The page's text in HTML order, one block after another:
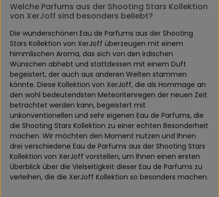
Welche Parfums aus der Shooting Stars Kollektion
von XerJoff sind besonders beliebt?
Die wunderschönen Eau de Parfums aus der Shooting
Stars Kollektion von XerJoff überzeugen mit einem
himmlischen Aroma, das sich von den irdischen
Wünschen abhebt und stattdessen mit einem Duft
begeistert, der auch aus anderen Welten stammen
könnte. Diese Kollektion von XerJoff, die als Hommage an
den wohl bedeutendsten Meteoritenregen der neuen Zeit
betrachtet werden kann, begeistert mit
unkonventionellen und sehr eigenen Eau de Parfums, die
die Shooting Stars Kollektion zu einer echten Besonderheit
machen. Wir möchten den Moment nutzen und Ihnen
drei verschiedene Eau de Parfums aus der Shooting Stars
Kollektion von XerJoff vorstellen, um Ihnen einen ersten
Überblick über die Vielseitigkeit dieser Eau de Parfums zu
verleihen, die die XerJoff Kollektion so besonders machen.